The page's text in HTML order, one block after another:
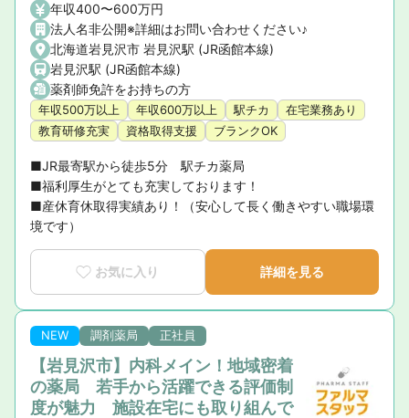
年収400〜600万円
法人名非公開※詳細はお問い合わせください♪
北海道岩見沢市 岩見沢駅 (JR函館本線)
岩見沢駅 (JR函館本線)
薬剤師免許をお持ちの方
年収500万以上 年収600万以上 駅チカ
在宅業務あり
教育研修充実
資格取得支援 ブランクOK
■JR最寄駅から徒歩5分　駅チカ薬局
■福利厚生がとても充実しております！
■産休育休取得実績あり！（安心して長く働きやすい職場環
境です）
お気に入り 詳細を見る
NEW 調剤薬局 正社員
【岩見沢市】内科メイン！地域密着
の薬局 若手から活躍できる評価制
度が魅力 施設在宅にも取り組んで